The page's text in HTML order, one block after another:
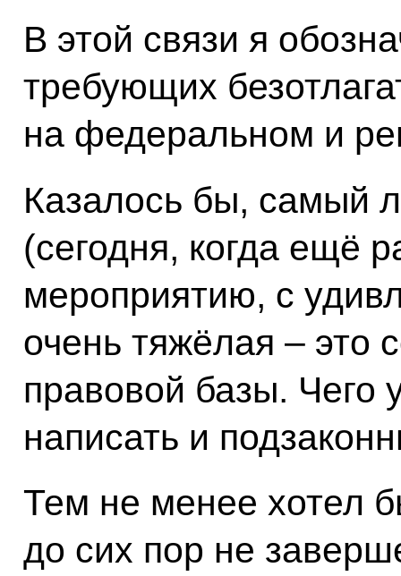
В этой связи я
требующих
на федеральном и
Казалось бы, самый
(сегодня, когда ещё
мероприятию, с
очень тяжёлая – это
правовой базы.
написать и
Тем не менее хотел
до сих пор не